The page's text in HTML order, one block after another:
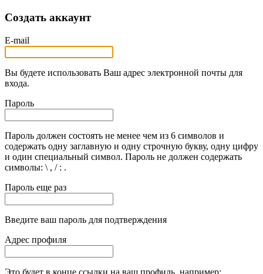
Создать аккаунт
E-mail
Вы будете использовать Ваш адрес электронной почты для
входа.
Пароль
Пароль должен состоять не менее чем из 6 символов и
содержать одну заглавную и одну строчную букву, одну цифру
и один специальный символ. Пароль не должен содержать
символы: \ , / : .
Пароль еще раз
Введите ваш пароль для подтверждения
Адрес профиля
Это будет в конце ссылки на ваш профиль, например: